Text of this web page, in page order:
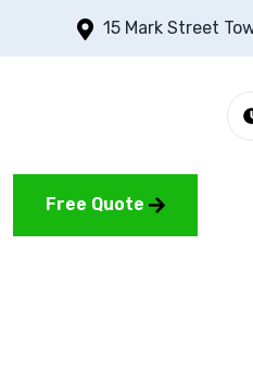
15 Mark Street
Free Quote